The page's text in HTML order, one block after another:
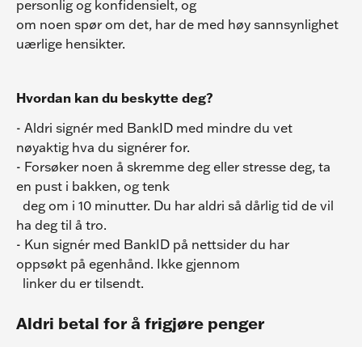
personlig og konfidensielt, og
om noen spør om det, har de med høy sannsynlighet
uærlige hensikter.
Hvordan kan du beskytte deg?
- Aldri signér med BankID med mindre du vet
nøyaktig hva du signérer for.
- Forsøker noen å skremme deg eller stresse deg, ta
en pust i bakken, og tenk
ha deg til å tro.
- Kun signér med BankID på nettsider du har
oppsøkt på egenhånd. Ikke gjennom
  linker du er tilsendt.
Aldri betal for å frigjøre penger